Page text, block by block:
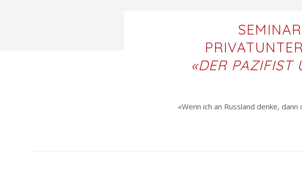
«DER PAZIFIST
«Wenn ich an Russland denke,